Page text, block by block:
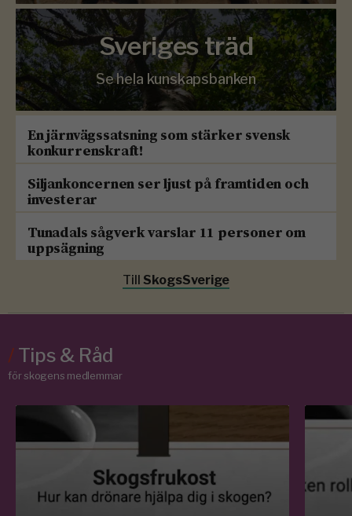
Sveriges träd
Se hela kunskapsbanken
En järnvägssatsning som stärker svensk
konkurrenskraft!
Siljankoncernen ser ljust på framtiden och
investerar
Tunadals sågverk varslar 11 personer om
uppsägning
Till SkogsSverige
/Tips & Råd
för skogens medlemmar